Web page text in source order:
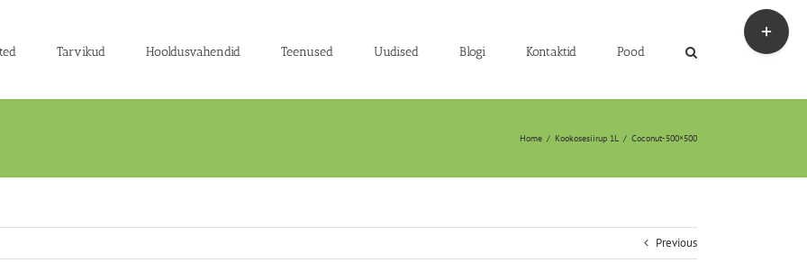
Tarvikud Hooldusvahendid Teenused Uudised Blogi Kontaktid Pood
Home / Kookosesiirup 1L / Coconut-500×500
Previous
Toggle
Sliding
Bar